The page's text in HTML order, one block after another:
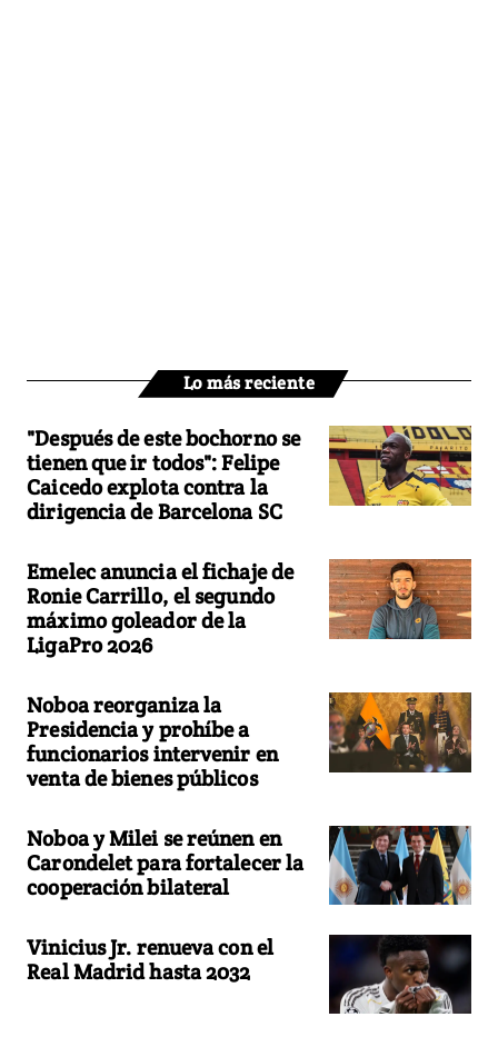
Lo más reciente
"Después de este bochorno se
tienen que ir todos": Felipe
Caicedo explota contra la
dirigencia de Barcelona SC
Emelec anuncia el fichaje de
Ronie Carrillo, el segundo
máximo goleador de la
LigaPro 2026
Noboa reorganiza la
Presidencia y prohíbe a
funcionarios intervenir en
venta de bienes públicos
Noboa y Milei se reúnen en
Carondelet para fortalecer la
cooperación bilateral
Vinicius Jr. renueva con el
Real Madrid hasta 2032